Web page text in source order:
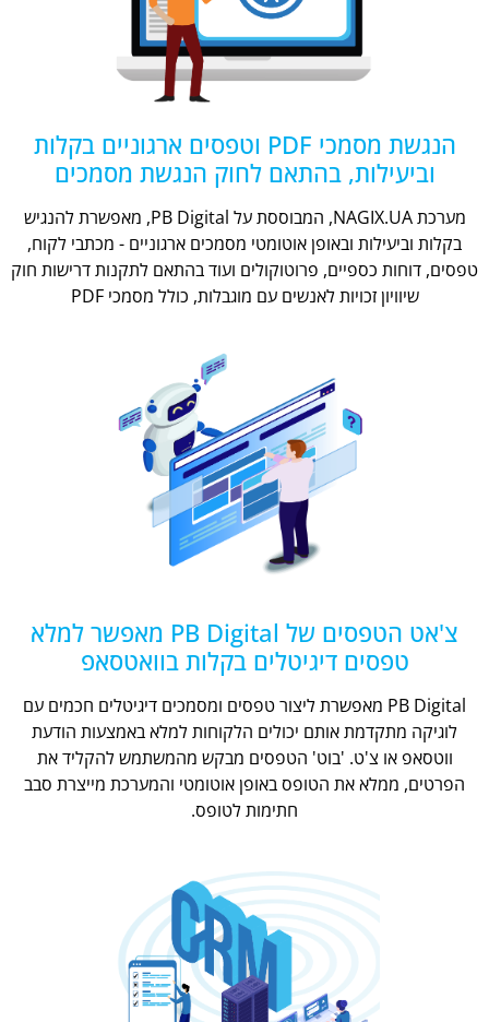
הנגשת מסמכי PDF וטפסים ארגוניים בקלות
וביעילות, בהתאם לחוק הנגשת מסמכים
מערכת NAGIX.UA, המבוססת על PB Digital, מאפשרת להנגיש
בקלות וביעילות ובאופן אוטומטי מסמכים ארגוניים - מכתבי לקוח,
טפסים, דוחות כספיים, פרוטוקולים ועוד בהתאם לתקנות דרישות חוק
שיוויון זכויות לאנשים עם מוגבלות, כולל מסמכי PDF
צ'אט הטפסים של PB Digital מאפשר למלא
טפסים דיגיטלים בקלות בוואטסאפ
PB Digital מאפשרת ליצור טפסים ומסמכים דיגיטלים חכמים עם
לוגיקה מתקדמת אותם יכולים הלקוחות למלא באמצעות הודעת
ווטסאפ או צ'ט. 'בוט' הטפסים מבקש מהמשתמש להקליד את
הפרטים, ממלא את הטופס באופן אוטומטי והמערכת מייצרת סבב
חתימות לטופס.